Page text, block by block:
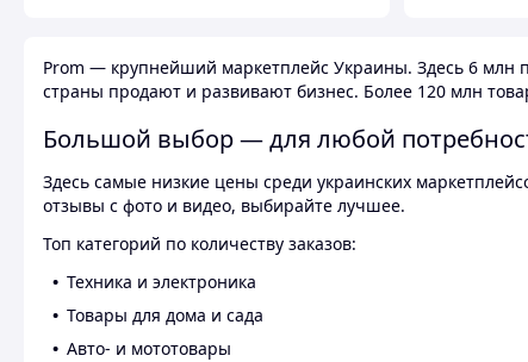
Prom — крупнейший маркетплейс Украины. Здесь 6 млн
страны продают и развивают бизнес. Более 120 млн
Большой выбор — для любой
Здесь самые низкие цены среди украинских
отзывы с фото и видео, выбирайте лучшее.
Топ категорий по количеству заказов:
Техника и электроника
Товары для дома и сада
Авто- и мототовары